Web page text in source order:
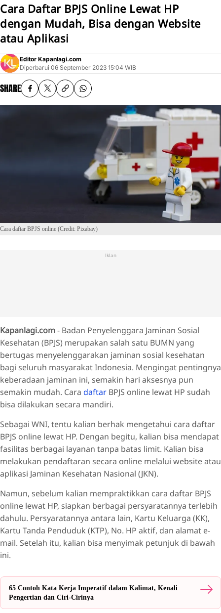
Cara Daftar BPJS Online Lewat HP
dengan Mudah, Bisa dengan Website
atau Aplikasi
Editor Kapanlagi.com
Diperbarui 06 September 2023 15:04 WIB
SHARE
Cara daftar BPJS online (Credit: Pixabay)
Iklan
Kapanlagi.com- Badan Penyelenggara Jaminan Sosial
Kesehatan (BPJS) merupakan salah satu BUMN yang
bertugas menyelenggarakan jaminan sosial kesehatan
bagi seluruh masyarakat Indonesia. Mengingat pentingnya
keberadaan jaminan ini, semakin hari aksesnya pun
semakin mudah. Cara daftar BPJS online lewat HP sudah
bisa dilakukan secara mandiri.
Sebagai WNI, tentu kalian berhak mengetahui cara daftar
BPJS online lewat HP. Dengan begitu, kalian bisa mendapat
fasilitas berbagai layanan tanpa batas limit. Kalian bisa
melakukan pendaftaran secara online melalui website atau
aplikasi Jaminan Kesehatan Nasional (JKN).
Namun, sebelum kalian mempraktikkan cara daftar BPJS
online lewat HP, siapkan berbagai persyaratannya terlebih
dahulu. Persyaratannya antara lain, Kartu Keluarga (KK),
Kartu Tanda Penduduk (KTP), No. HP aktif, dan alamat e-
mail. Setelah itu, kalian bisa menyimak petunjuk di bawah
ini.
65 Contoh Kata Kerja Imperatif dalam Kalimat, Kenali
Pengertian dan Ciri-Cirinya